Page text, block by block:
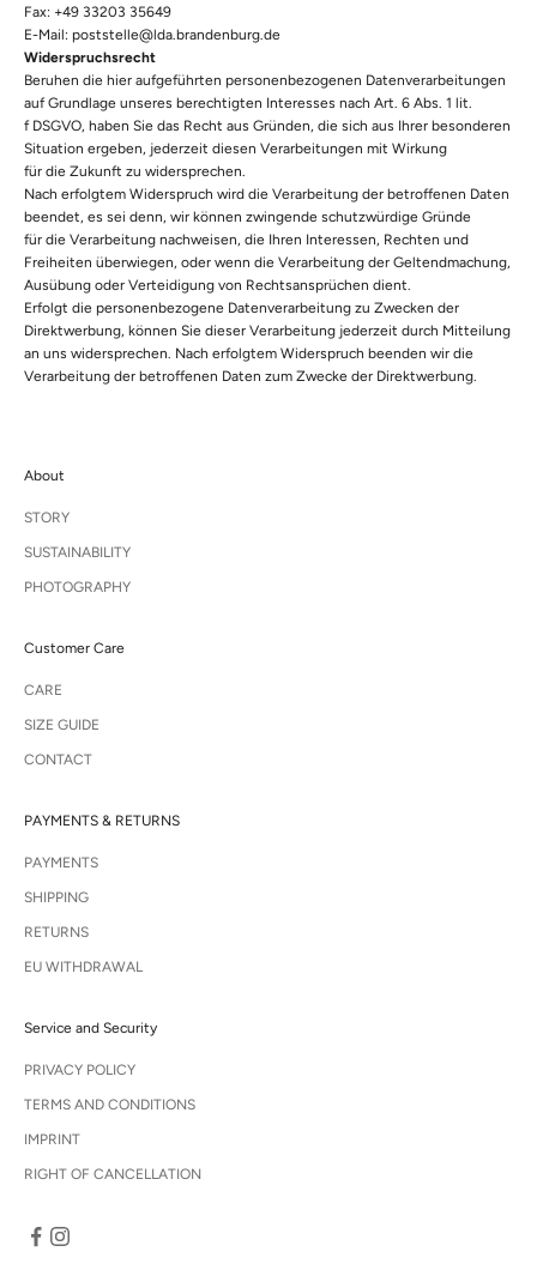
Fax: +49 33203 35649
E-Mail: poststelle@lda.brandenburg.de
Widerspruchsrecht
Beruhen die hier aufgeführten personenbezogenen Datenverarbeitungen
auf Grundlage unseres berechtigten Interesses nach Art. 6 Abs. 1 lit.
f DSGVO, haben Sie das Recht aus Gründen, die sich aus Ihrer besonderen
Situation ergeben, jederzeit diesen Verarbeitungen mit Wirkung
für die Zukunft zu widersprechen.
Nach erfolgtem Widerspruch wird die Verarbeitung der betroffenen Daten
beendet, es sei denn, wir können zwingende schutzwürdige Gründe
für die Verarbeitung nachweisen, die Ihren Interessen, Rechten und
Freiheiten überwiegen, oder wenn die Verarbeitung der Geltendmachung,
Ausübung oder Verteidigung von Rechtsansprüchen dient.
Erfolgt die personenbezogene Datenverarbeitung zu Zwecken der
Direktwerbung, können Sie dieser Verarbeitung jederzeit durch Mitteilung
an uns widersprechen. Nach erfolgtem Widerspruch beenden wir die
Verarbeitung der betroffenen Daten zum Zwecke der Direktwerbung.
About
STORY
SUSTAINABILITY
PHOTOGRAPHY
Customer Care
CARE
SIZE GUIDE
CONTACT
PAYMENTS & RETURNS
PAYMENTS
SHIPPING
RETURNS
EU WITHDRAWAL
Service and Security
PRIVACY POLICY
TERMS AND CONDITIONS
IMPRINT
RIGHT OF CANCELLATION